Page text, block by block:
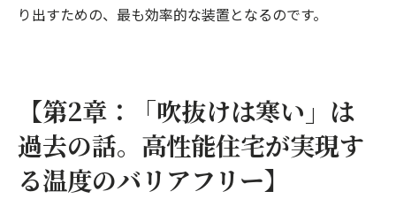
り出すための、最も効率的な装置となるのです。
【第2章：「吹抜けは寒い」は
過去の話。高性能住宅が実現す
る温度のバリアフリー】